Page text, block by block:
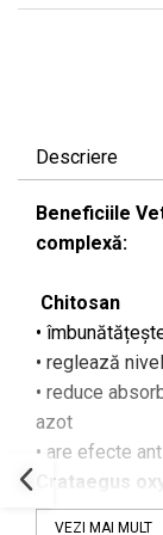
Descriere
Beneficiile
complexă:
Chitosan
•
• reglează
• reduce
azot
• are efecte
Crataegus
• are efect
VEZI MAI MULT